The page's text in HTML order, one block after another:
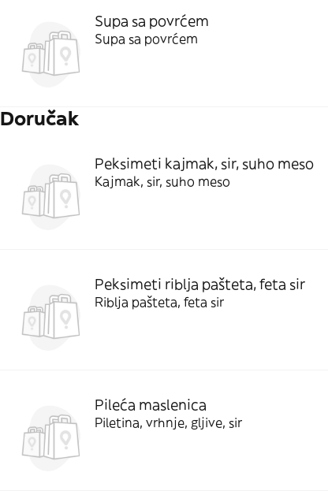
Supa sa povrćem
Supa sa povrćem
Doručak
Peksimeti kajmak, sir, suho meso
Kajmak, sir, suho meso
Peksimeti riblja pašteta, feta sir
Riblja pašteta, feta sir
Pileća maslenica
Piletina, vrhnje, gljive, sir